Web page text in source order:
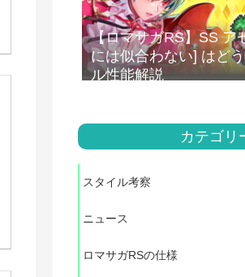
【ロマサガRS】SS ア
には似合わない] はど
ル性能解説
カテゴリ
スタイル考察
ニュース
ロマサガRSの仕様